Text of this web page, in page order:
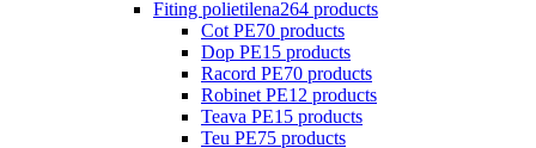
Fiting polietilena264 products
Cot PE70 products
Dop PE15 products
Racord PE70 products
Robinet PE12 products
Teava PE15 products
Teu PE75 products